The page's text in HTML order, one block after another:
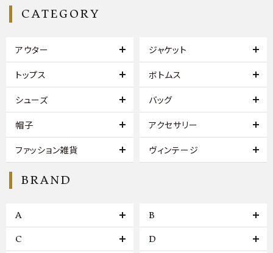
CATEGORY
アウター ジャケット
トップス ボトムス
シューズ バッグ
帽子 アクセサリー
ファッション雑貨 ヴィンテージ
BRAND
A B
C D